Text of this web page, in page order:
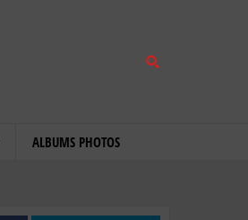
ALBUMS PHOTOS